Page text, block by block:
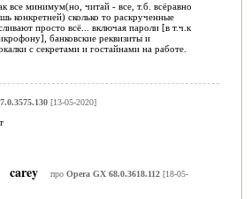
все минимум(но, читай - все, т.б. всёравно
конкретней) сколько то раскрученные
просто всё... включая пароли [в т.ч.к
банковские реквизиты и
с секретами и гостайнами на работе.
[13-05-2020]
carey про Opera GX 68.0.3618.112[18-05-